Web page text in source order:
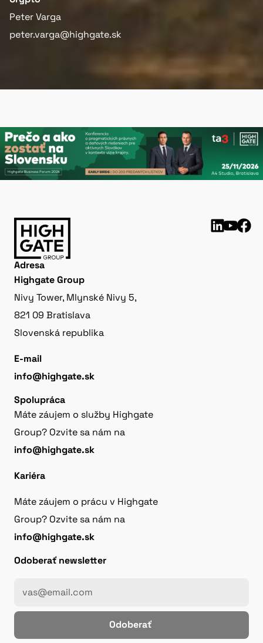
Peter Varga
peter.varga@highgate.sk
Adresa
Highgate Group
Nivy Tower, Mlynské Nivy 5,
821 09 Bratislava
Slovenská republika
E-mail
info@highgate.sk
Spolupráca
Máte záujem o služby Highgate
Group? Ozvite sa nám na
info@highgate.sk
Kariéra
Máte záujem o prácu v Highgate
Group? Ozvite sa nám na
info@highgate.sk
Odoberať newsletter
Odoberať